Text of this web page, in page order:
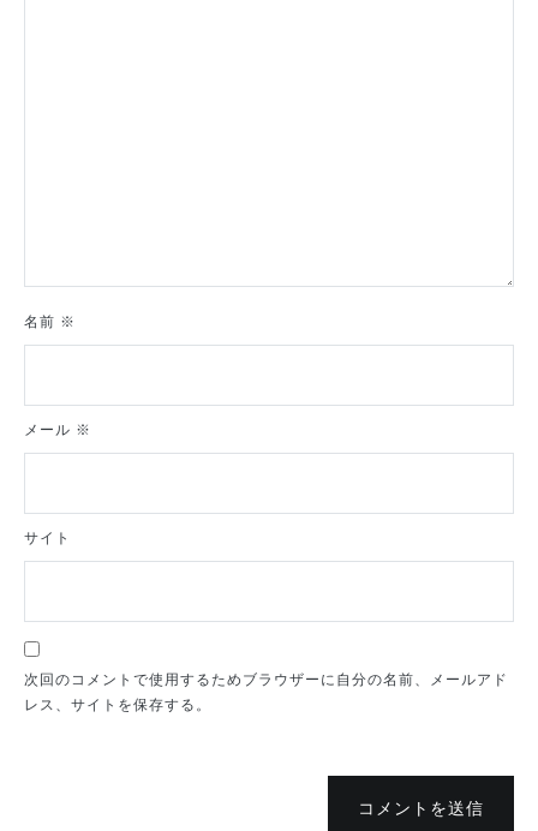
名前 ※
メール ※
サイト
次回のコメントで使用するためブラウザーに自分の名前、メールアド
レス、サイトを保存する。
コメントを送信